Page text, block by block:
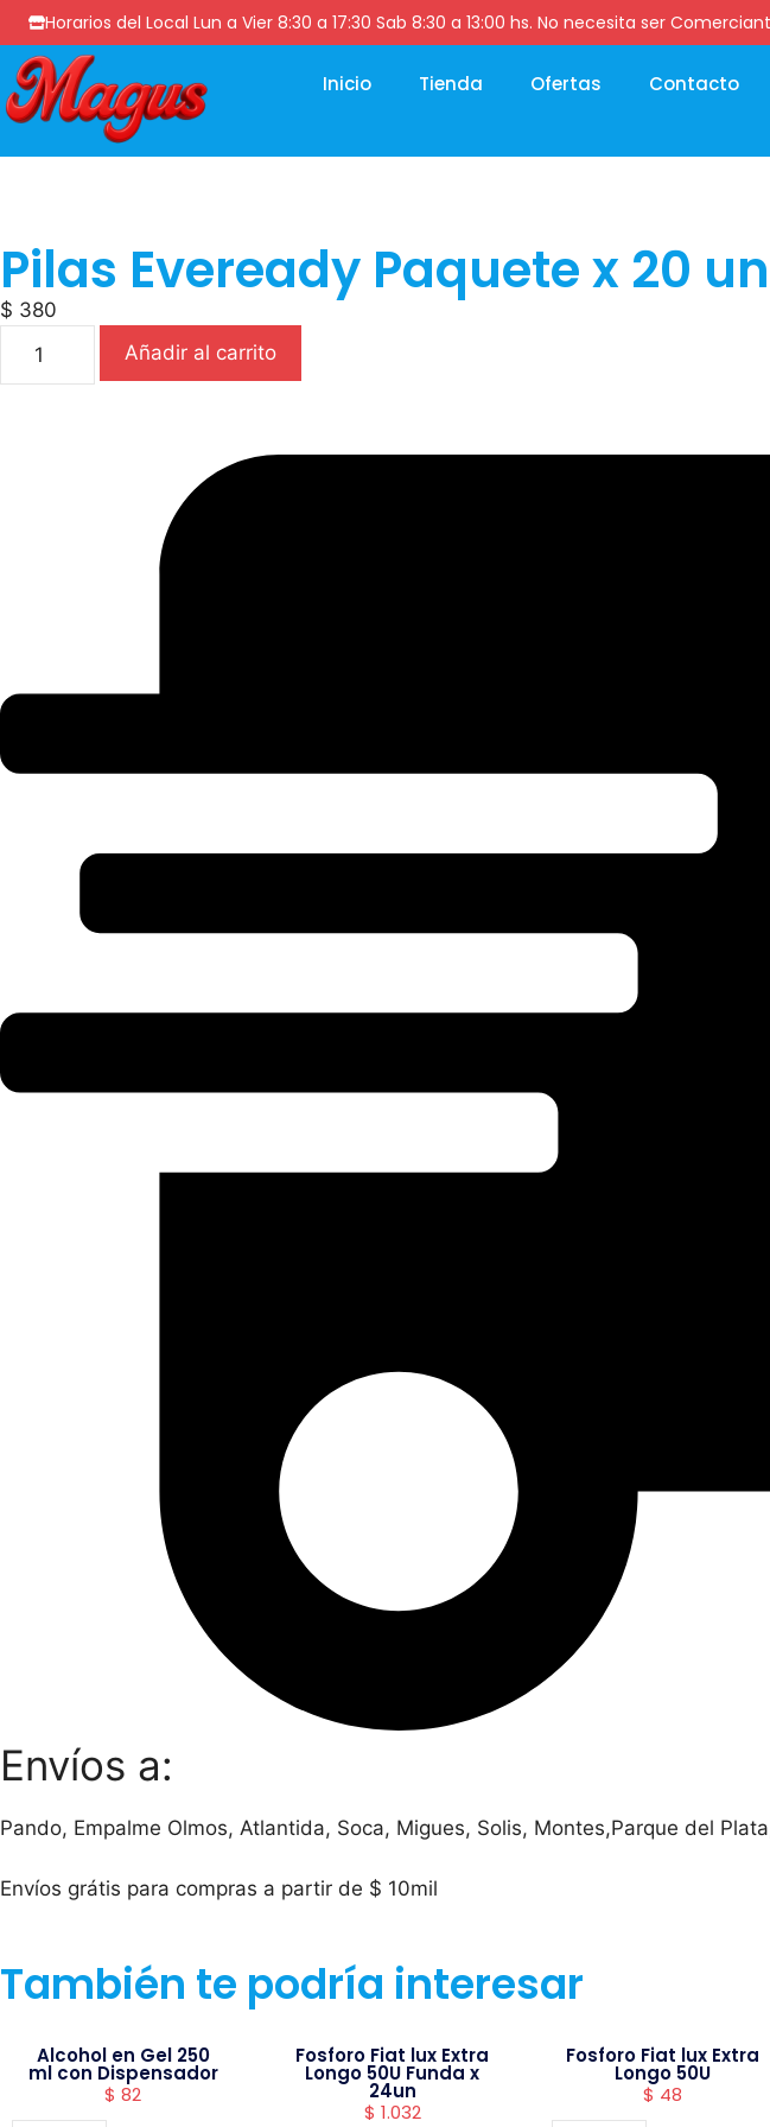
Horarios del Local Lun a Vier 8:30 a 17:30 Sab 8:30 a 13:00 hs. No necesita ser
Inicio Tienda Ofertas Contacto
Pilas Eveready Paquete x 20
$ 380
Añadir al carrito
Envíos a:
Pando, Empalme Olmos, Atlantida, Soca, Migues, Solis, Montes,Parque del
Envíos grátis para compras a partir de $ 10mil
También te podría interesar
Alcohol en Gel 250
ml con Dispensador
$ 82
Fosforo Fiat lux Extra
Longo 50U Funda x
24un
$ 1.032
Fosforo Fiat lux Extra
Longo 50U
$ 48